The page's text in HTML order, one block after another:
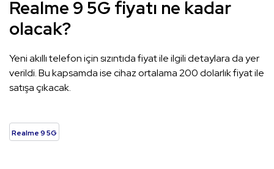
Realme 9 5G fiyatı ne kadar
olacak?
Yeni akıllı telefon için sızıntıda fiyat ile ilgili detaylara da yer
verildi. Bu kapsamda ise cihaz ortalama 200 dolarlık fiyat ile
satışa çıkacak.
Realme 9 5G